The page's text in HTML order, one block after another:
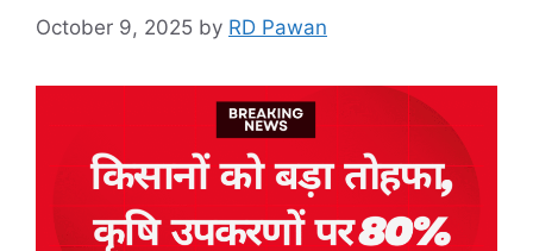
October 9, 2025 by RD Pawan